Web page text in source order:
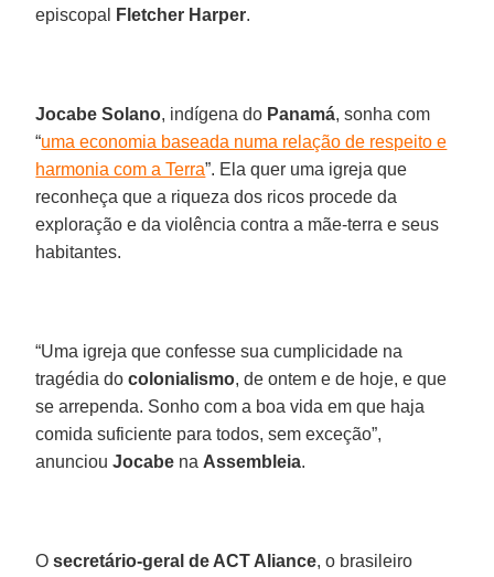
episcopal
Fletcher Harper.
Jocabe Solano, indígena do Panamá, sonha com
“uma economia baseada numa relação de respeito e
harmonia com a Terra”. Ela quer uma igreja que
reconheça que a riqueza dos ricos procede da
exploração e da violência contra a mãe-terra e seus
habitantes.
“Uma igreja que confesse sua cumplicidade na
tragédia docolonialismo, de ontem e de hoje, e que
se arrependa. Sonho com a boa vida em que haja
comida suficiente para todos, sem exceção”,
anunciouJocabe na Assembleia.
Osecretário-geral de ACT Aliance, o brasileiro